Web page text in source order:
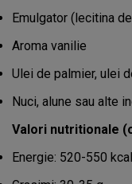
Emulgator (lecitina
Aroma vanilie
Ulei de palmier, ulei
Nuci, alune sau alte
Valori nutritionale
Energie: 520-550 kcal